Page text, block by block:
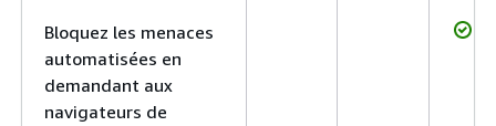
Bloquez les menaces
automatisées en
demandant aux
navigateurs de